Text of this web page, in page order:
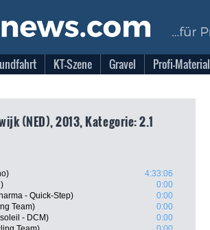
KT-Szene Gravel Profi-Material
(NED), 2013, Kategorie: 2.1
4:33:06
0:00
- Quick-Step)
0:00
Team)
0:00
- DCM)
0:00